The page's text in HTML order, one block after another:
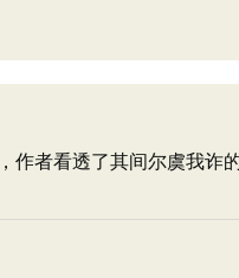
作者看透了其间尔虞我诈